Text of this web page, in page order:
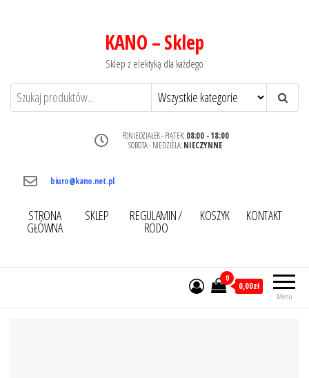
KANO – Sklep
Sklep z elektyką dla każdego
PONIEDZIAŁEK - PIĄTEK: 08:00 - 18:00
SOBOTA - NIEDZIELA:NIECZYNNE
biuro@kano.net.pl
STRONA
GŁÓWNA
SKLEP REGULAMIN /
RODO
KOSZYK KONTAKT
Menu
0
0,00zł